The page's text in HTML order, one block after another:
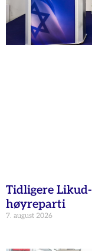
Tidligere
høyreparti
7. august 2026